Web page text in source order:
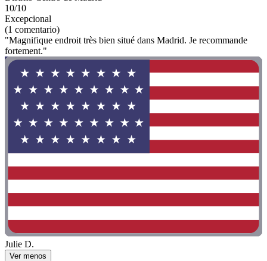
10/10
Excepcional
(1 comentario)
"Magnifique endroit très bien situé dans Madrid. Je recommande
fortement."
Julie D.
Ver menos